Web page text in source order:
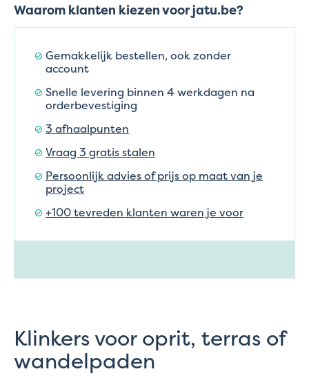
Waarom klanten kiezen voor jatu.be?
Gemakkelijk bestellen, ook zonder
account
Snelle levering binnen 4 werkdagen na
orderbevestiging
3 afhaalpunten
Vraag 3 gratis stalen
Persoonlijk advies of prijs op maat van je
project
+100 tevreden klanten waren je voor
Klinkers voor oprit, terras of
wandelpaden